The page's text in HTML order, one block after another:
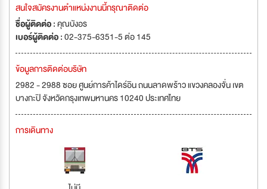
สนใจสมัครงานตำแหน่งงานนี้กรุณาติดต่อ
ชื่อผู้ติดต่อ :คุณบังอร
เบอร์ผู้ติดต่อ :02-375-6351-5 ต่อ 145
ข้อมูลการติดต่อบริษัท
2982 - 2988 ซอย ศูนย์การค้าไดร์อิน ถนนลาดพร้าว แขวงคลองจั่น เขต
บางกะปิ จังหวัดกรุงเทพมหานคร 10240 ประเทศไทย
การเดินทาง